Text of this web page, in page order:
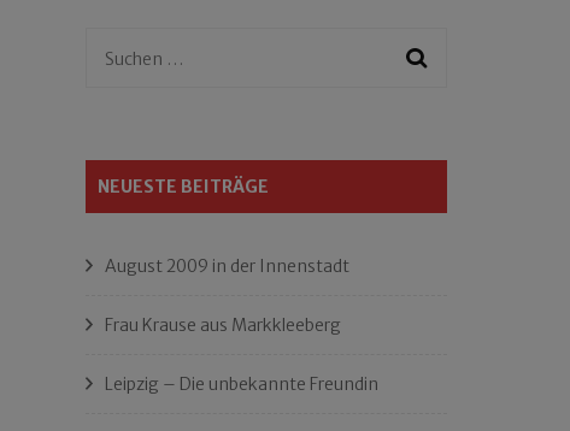
Suchen
NEUESTE BEITRÄGE
August 2009 in der Innenstadt
Frau Krause aus Markkleeberg
Leipzig – Die unbekannte Freundin